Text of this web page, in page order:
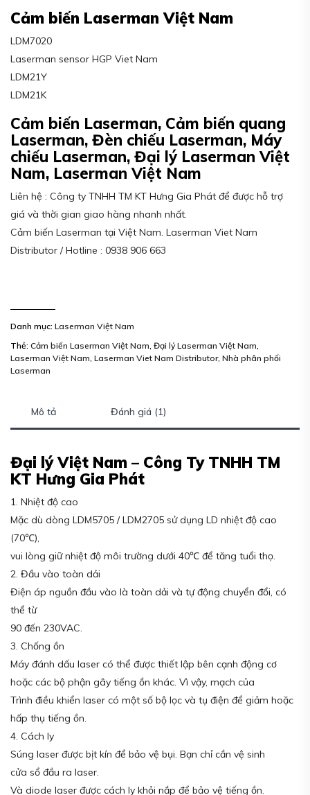
Cảm biến Laserman Việt Nam
LDM7020
Laserman sensor HGP Viet Nam
LDM21Y
LDM21K
Cảm biến Laserman, Cảm biến quang
Laserman, Đèn chiếu Laserman, Máy
chiếu Laserman, Đại lý Laserman Việt
Nam, Laserman Việt Nam
Liên hệ : Công ty TNHH TM KT Hưng Gia Phát để được hỗ trợ
giá và thời gian giao hàng nhanh nhất.
Cảm biến Laserman tại Việt Nam. Laserman Viet Nam
Distributor / Hotline : 0938 906 663
Danh mục: Laserman Việt Nam
Thẻ: Cảm biến Laserman Việt Nam, Đại lý Laserman Việt Nam,
Laserman Việt Nam, Laserman Viet Nam Distributor, Nhà phân phối
Laserman
Mô tả Đánh giá (1)
Đại lý Việt Nam – Công Ty TNHH TM
KT Hưng Gia Phát
1. Nhiệt độ cao
Mặc dù dòng LDM5705 / LDM2705 sử dụng LD nhiệt độ cao
(70℃),
vui lòng giữ nhiệt độ môi trường dưới 40℃ để tăng tuổi thọ.
2. Đầu vào toàn dải
Điện áp nguồn đầu vào là toàn dải và tự động chuyển đổi, có
thể từ
90 đến 230VAC.
3. Chống ồn
Máy đánh dấu laser có thể được thiết lập bên cạnh động cơ
hoặc các bộ phận gây tiếng ồn khác. Vì vậy, mạch của
Trình điều khiển laser có một số bộ lọc và tụ điện để giảm hoặc
hấp thụ tiếng ồn.
4. Cách ly
Súng laser được bịt kín để bảo vệ bụi. Bạn chỉ cần vệ sinh
cửa sổ đầu ra laser.
Và diode laser được cách ly khỏi nắp để bảo vệ tiếng ồn.